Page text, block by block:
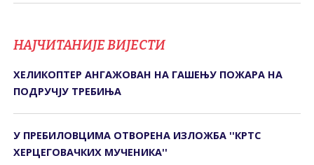
НАЈЧИТАНИЈЕ ВИЈЕСТИ
ХЕЛИКОПТЕР АНГАЖОВАН НА ГАШЕЊУ ПОЖАРА НА
ПОДРУЧЈУ ТРЕБИЊА
У ПРЕБИЛОВЦИМА ОTВОРЕНА ИЗЛОЖБА ''КРTС
ХЕРЦЕГОВАЧКИХ МУЧЕНИКА''